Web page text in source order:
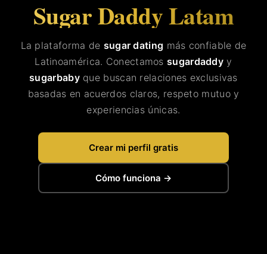
Sugar Daddy Latam
La plataforma de sugar dating más confiable de
Latinoamérica. Conectamossugardaddy y
sugarbabyque buscan relaciones exclusivas
basadas en acuerdos claros, respeto mutuo y
experiencias únicas.
Crear mi perfil gratis
Cómo funciona →